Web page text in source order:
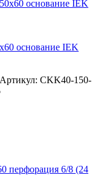
основание IEK
Артикул: CKK40-150-